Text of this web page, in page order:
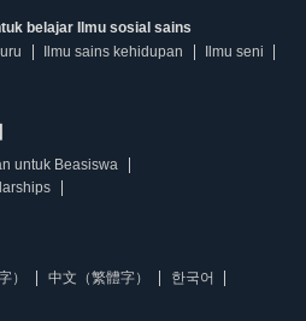
belajar Ilmu sosial sains
Ilmu sains kehidupan
Ilmu seni
untuk Beasiswa
） 中文（繁體字）
한국어